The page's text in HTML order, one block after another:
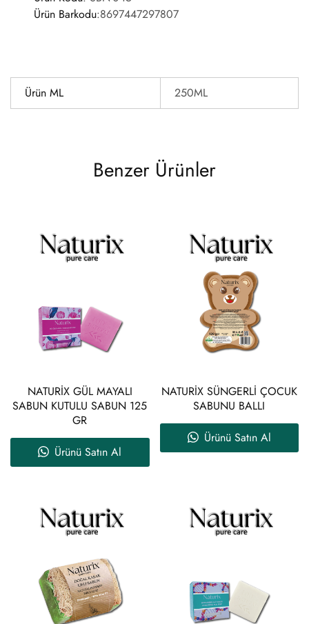
Ürün Barkodu:8697447297807
Ürün ML 250ML
Benzer Ürünler
NATURİX GÜL MAYALI
SABUN KUTULU SABUN 125
GR
Ürünü Satın Al
NATURİX SÜNGERLİ ÇOCUK
SABUNU BALLI
Ürünü Satın Al